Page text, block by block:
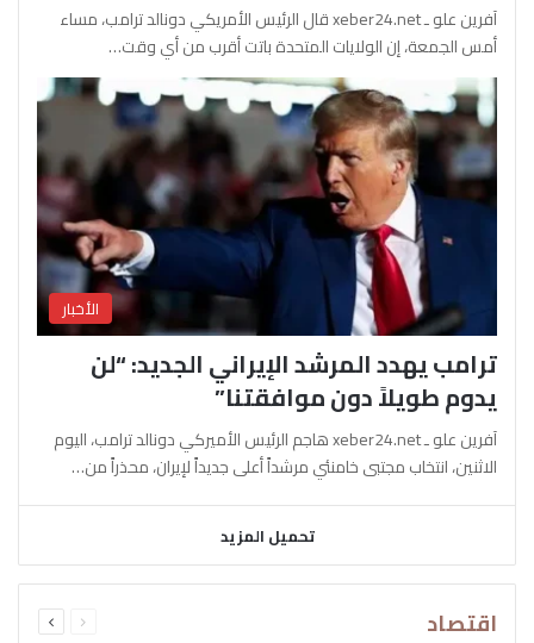
آفرين علو ـ xeber24.net قال الرئيس الأمريكي دونالد ترامب، مساء
أمس الجمعة، إن الولايات المتحدة باتت أقرب من أي وقت…
الأخبار
ترامب يهدد المرشد الإيراني الجديد: “لن
يدوم طويلاً دون موافقتنا”
آفرين علو ـ xeber24.net هاجم الرئيس الأميركي دونالد ترامب، اليوم
الاثنين، انتخاب مجتبى خامنئي مرشداً أعلى جديداً لإيران، محذراً من…
تحميل المزيد
اقتصاد الصفحةالصفحة